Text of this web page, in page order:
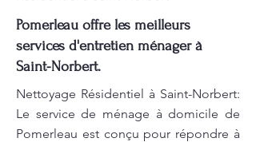
Pomerleau offre les meilleurs
services d'entretien ménager à
Saint-Norbert.
Nettoyage Résidentiel à Saint-Norbert:
Le service de ménage à domicile de
Pomerleau est conçu pour répondre à